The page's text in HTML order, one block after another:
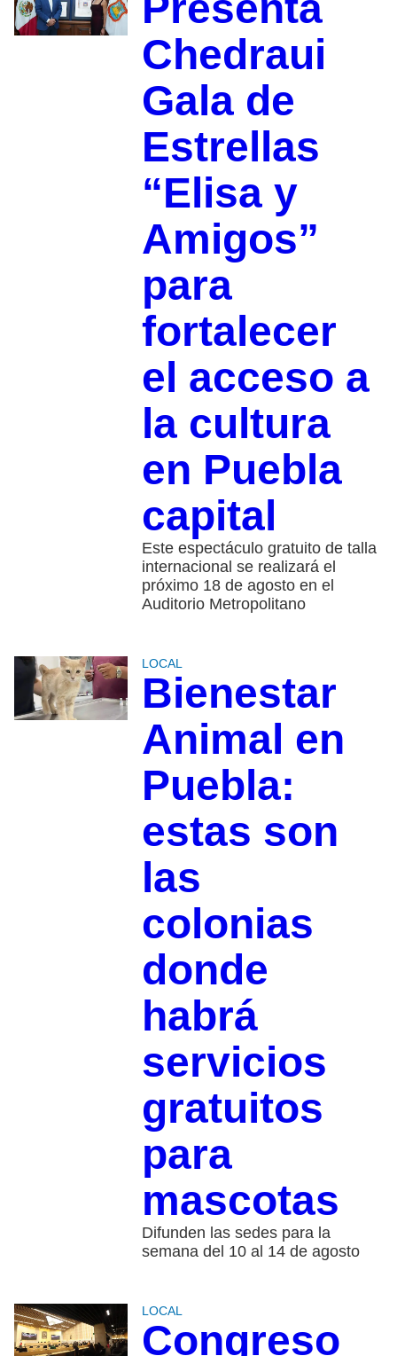
Chedraui
Gala de
Estrellas
“Elisa y
Amigos”
para
fortalecer
el acceso a
la cultura
en Puebla
capital
Este espectáculo gratuito de talla
internacional se realizará el
próximo 18 de agosto en el
Auditorio Metropolitano
LOCAL
Bienestar
Animal en
Puebla:
estas son
las
colonias
donde
habrá
servicios
gratuitos
para
mascotas
Difunden las sedes para la
semana del 10 al 14 de agosto
LOCAL
Congreso